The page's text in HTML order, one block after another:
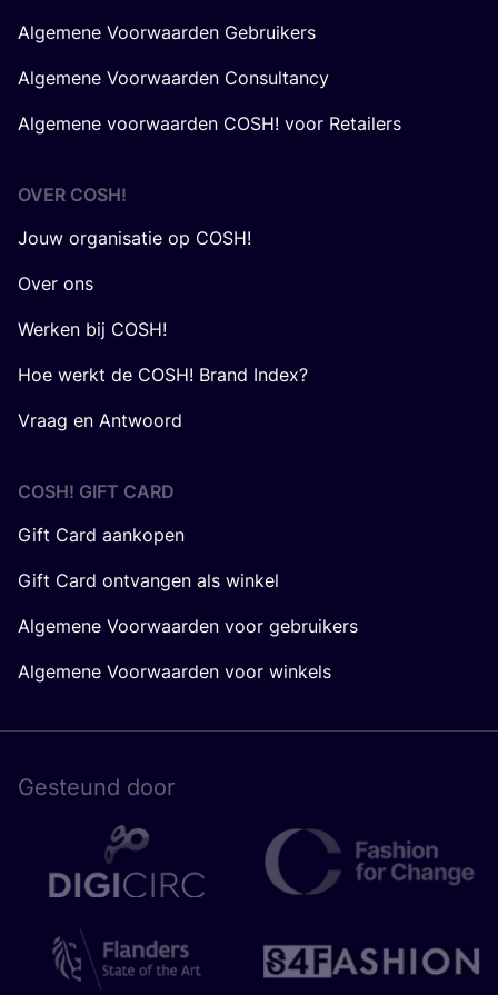
Algemene Voorwaarden Gebruikers
Algemene Voorwaarden Consultancy
Algemene voorwaarden COSH! voor Retailers
OVER COSH!
Jouw organisatie op COSH!
Over ons
Werken bij COSH!
Hoe werkt de COSH! Brand Index?
Vraag en Antwoord
COSH! GIFT CARD
Gift Card aankopen
Gift Card ontvangen als winkel
Algemene Voorwaarden voor gebruikers
Algemene Voorwaarden voor winkels
Gesteund door